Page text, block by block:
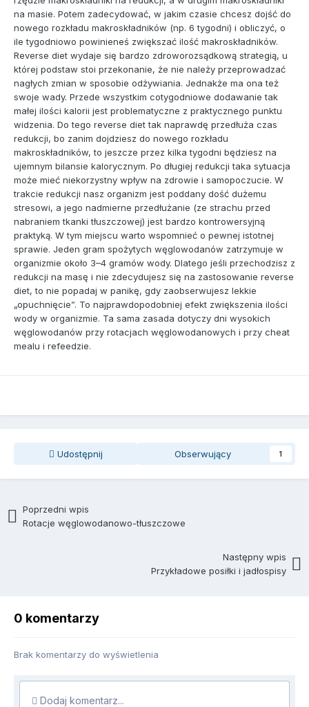
na masie. Potem zadecydować, w jakim czasie chcesz dojść do
nowego rozkładu makroskładników (np. 6 tygodni) i obliczyć, o
ile tygodniowo powinieneś zwiększać ilość makroskładników.
Reverse diet wydaje się bardzo zdroworozsądkową strategią, u
której podstaw stoi przekonanie, że nie należy przeprowadzać
nagłych zmian w sposobie odżywiania. Jednakże ma ona też
swoje wady. Przede wszystkim cotygodniowe dodawanie tak
małej ilości kalorii jest problematyczne z praktycznego punktu
widzenia. Do tego reverse diet tak naprawdę przedłuża czas
redukcji, bo zanim dojdziesz do nowego rozkładu
makroskładników, to jeszcze przez kilka tygodni będziesz na
ujemnym bilansie kalorycznym. Po długiej redukcji taka sytuacja
może mieć niekorzystny wpływ na zdrowie i samopoczucie. W
trakcie redukcji nasz organizm jest poddany dość dużemu
stresowi, a jego nadmierne przedłużanie (ze strachu przed
nabraniem tkanki tłuszczowej) jest bardzo kontrowersyjną
praktyką. W tym miejscu warto wspomnieć o pewnej istotnej
sprawie. Jeden gram spożytych węglowodanów zatrzymuje w
organizmie około 3–4 gramów wody. Dlatego jeśli przechodzisz z
redukcji na masę i nie zdecydujesz się na zastosowanie reverse
diet, to nie popadaj w panikę, gdy zaobserwujesz lekkie
„opuchnięcie”. To najprawdopodobniej efekt zwiększenia ilości
wody w organizmie. Ta sama zasada dotyczy dni wysokich
węglowodanów przy rotacjach węglowodanowych i przy cheat
mealu i refeedzie.
Udostępnij Obserwujący 1
Poprzedni wpis
Rotacje węglowodanowo-tłuszczowe
Następny wpis
Przykładowe posiłki i jadłospisy
0 komentarzy
Brak komentarzy do wyświetlenia
Dodaj komentarz...